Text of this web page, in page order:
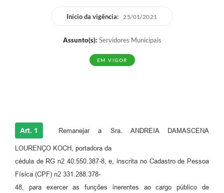
Início da vigência: 25/01/2021
Assunto(s): Servidores Municipais
EM VIGOR
Art. 1 Remanejar a Sra. ANDREIA DAMASCENA
LOURENÇO KOCH, portadora da
cédula de RG n2 40.550.387-8, e, inscrita no Cadastro de Pessoa
Física (CPF) n2 331.288.378-
48, para exercer as funções inerentes ao cargo público de